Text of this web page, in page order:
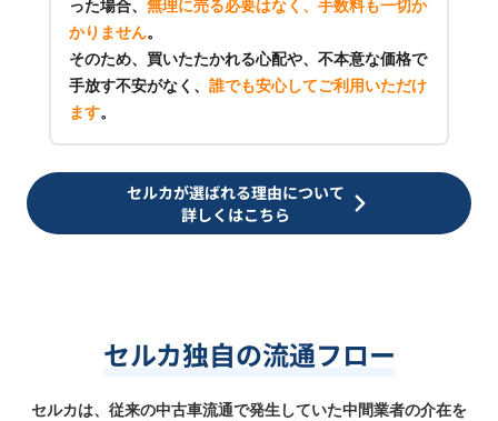
った場合、 無理に売る必要はなく、手数料も一切か
かりません。
そのため、買いたたかれる心配や、不本意な価格で
手放す不安がなく、 誰でも安心してご利用いただけ
ます。
セルカが選ばれる理由について
詳しくはこちら
セルカ独自の流通フロー
セルカは、従来の中古車流通で発生していた中間業者の介在を